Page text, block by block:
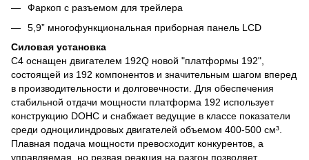
Фаркоп с разъемом для трейлера
5,9” многофункциональная приборная панель LCD
Силовая установка
C4 оснащен двигателем 192Q новой "платформы 192",
состоящей из 192 компонентов и значительным шагом вперед
в производительности и долговечности. Для обеспечения
стабильной отдачи мощности платформа 192 использует
конструкцию DOHC и снабжает ведущие в классе показатели
среди одноцилиндровых двигателей объемом 400-500 см³.
Плавная подача мощности превосходит конкурентов, а
управляемая, но резвая реакция на разгон позволяет